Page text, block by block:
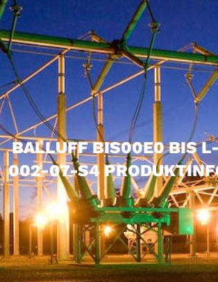
BALLUFF BIS00E0 BIS
002-07-S4